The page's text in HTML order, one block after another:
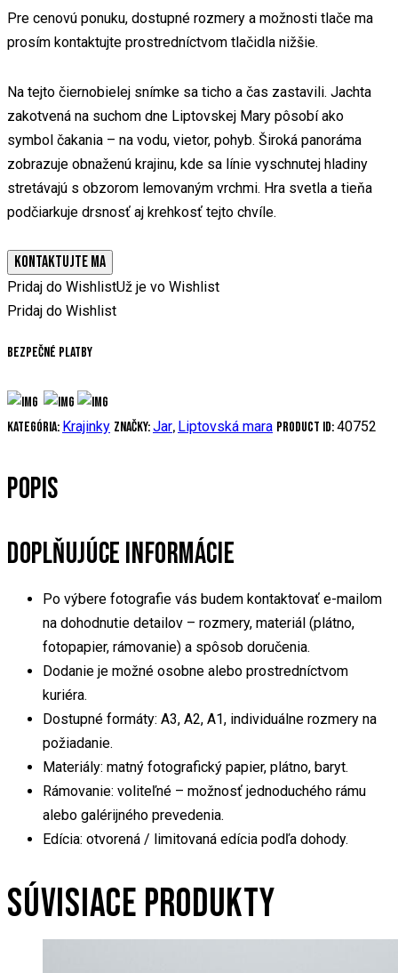
Pre cenovú ponuku, dostupné rozmery a možnosti tlače ma
prosím kontaktujte prostredníctvom tlačidla nižšie.
Na tejto čiernobielej snímke sa ticho a čas zastavili. Jachta
zakotvená na suchom dne Liptovskej Mary pôsobí ako
symbol čakania – na vodu, vietor, pohyb. Široká panoráma
zobrazuje obnaženú krajinu, kde sa línie vyschnutej hladiny
stretávajú s obzorom lemovaným vrchmi. Hra svetla a tieňa
podčiarkuje drsnosť aj krehkosť tejto chvíle.
KONTAKTUJTE MA
Pridaj do WishlistUž je vo Wishlist
Pridaj do Wishlist
Bezpečné platby
Kategória: Krajinky Značky:Jar, Liptovská mara Product ID:40752
POPIS
DOPLŇUJÚCE INFORMÁCIE
Po výbere fotografie vás budem kontaktovať e-mailom
na dohodnutie detailov – rozmery, materiál (plátno,
fotopapier, rámovanie) a spôsob doručenia.
Dodanie je možné osobne alebo prostredníctvom
kuriéra.
Dostupné formáty: A3, A2, A1, individuálne rozmery na
požiadanie.
Materiály: matný fotografický papier, plátno, baryt.
Rámovanie: voliteľné – možnosť jednoduchého rámu
alebo galérijného prevedenia.
Edícia: otvorená / limitovaná edícia podľa dohody.
SÚVISIACE PRODUKTY